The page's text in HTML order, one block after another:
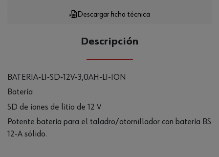
Descargar ficha técnica
Descripción
BATERIA-LI-SD-12V-3,0AH-LI-ION
Batería
SD de iones de litio de 12 V
Potente batería para el taladro/atornillador con batería BS
12-A sólido.